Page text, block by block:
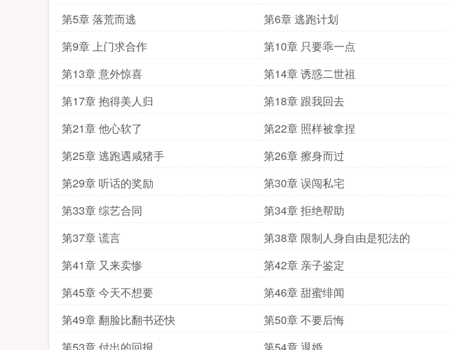
第5章 落荒而逃
第6章 逃跑计划
第9章 上门求合作
第10章 只要乖一点
第13章 意外惊喜
第14章 诱惑二世祖
第17章 抱得美人归
第18章 跟我回去
第21章 他心软了
第22章 照样被拿捏
第25章 逃跑遇咸猪手
第26章 擦身而过
第29章 听话的奖励
第30章 误闯私宅
第33章 综艺合同
第34章 拒绝帮助
第37章 谎言
第38章 限制人身自由是犯法的
第41章 又来卖惨
第42章 亲子鉴定
第45章 今天不想要
第46章 甜蜜绯闻
第49章 翻脸比翻书还快
第50章 不要后悔